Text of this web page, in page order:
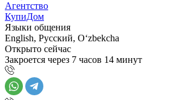
Агентство
КупиДом
Языки общения
English, Русский, Oʻzbekcha
Открыто сейчас
Закроется через 7 часов 14 минут